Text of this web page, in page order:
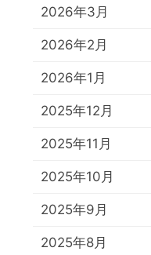
2026年3月
2026年2月
2026年1月
2025年12月
2025年11月
2025年10月
2025年9月
2025年8月